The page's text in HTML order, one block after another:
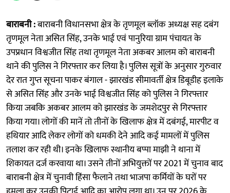
बाराबनी :बाराबनी विधानसभा क्षेत्र के तृणमूल ब्लॉक अध्यक्ष सह दबंग
तृणमूल नेता असित सिंह, उनके भाई एवं पानुरिया ग्राम पंचायत के
उपप्रधान विश्वजीत सिंह तथा तृणमूल नेता अकबर आलम को बाराबनी
थाने की पुलिस ने गिरफ्तार कर लिया है। पुलिस सूत्रों के अनुसार गुरुवार
देर रात गुप्त सूचना पाकर बंगाल - झारखंड सीमावर्ती क्षेत्र डिबूडीह इलाके
से असित सिंह और उनके भाई विश्वजीत सिंह को पुलिस ने गिरफ्तार
किया जबकि अकबर आलम को झारखंड के जमशेदपुर से गिरफ्तार
किया गया। लोगों की मानें तो तीनों के खिलाफ क्षेत्र में दबंगई, मारपीट व
हथियार आदि लेकर लोगों को धमकी देने आदि कई मामलों में पुलिस
तलाश कर रही थी। इनके खिलाफ स्थानीय बप्पा माझी ने थाना में
शिकायत दर्ज करवाया था। उसने तीनों अभियुक्तों पर 2021 में चुनाव बाद
बाराबनी क्षेत्र में चुनावी हिंसा फैलाने तथा भाजपा कर्मियों के घरों पर